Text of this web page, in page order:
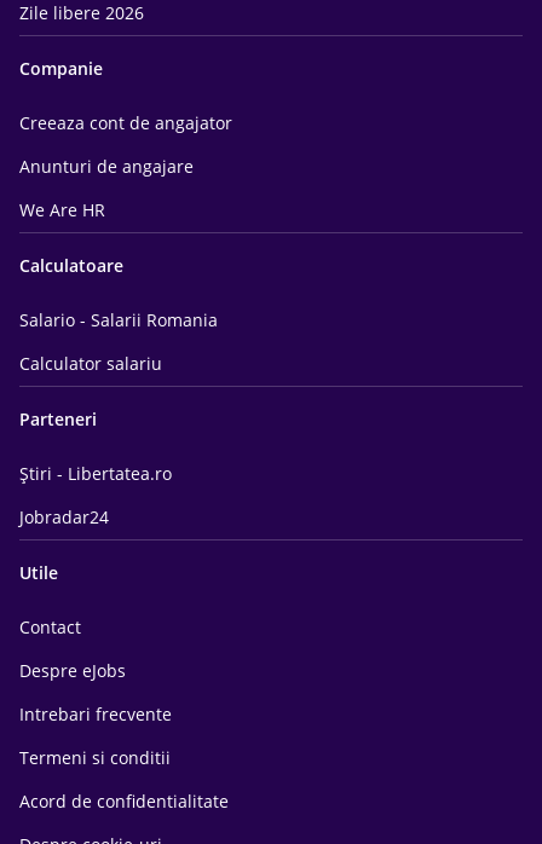
Zile libere 2026
Companie
Creeaza cont de angajator
Anunturi de angajare
We Are HR
Calculatoare
Salario - Salarii Romania
Calculator salariu
Parteneri
Știri - Libertatea.ro
Jobradar24
Utile
Contact
Despre eJobs
Intrebari frecvente
Termeni si conditii
Acord de confidentialitate